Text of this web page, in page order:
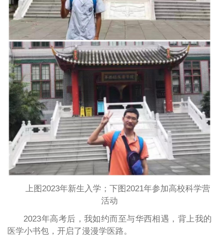
上图2023年新生入学；下图2021年参加高校科学营
活动
2023年高考后，我如约而至与华西相遇，背上我的
医学小书包，开启了漫漫学医路。